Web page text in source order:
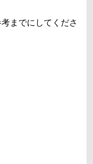
までにしてくださ